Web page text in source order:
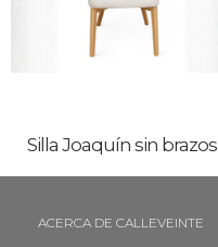
Silla Joaquín sin brazos
ACERCA DE CALLEVEINTE